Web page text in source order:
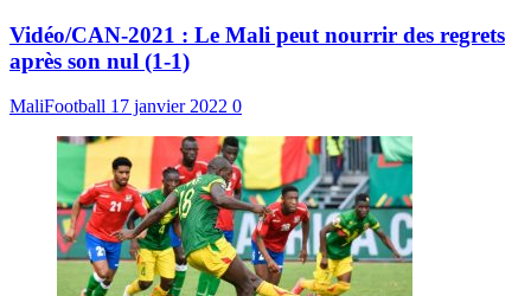
Vidéo/CAN-2021 : Le Mali peut nourrir des regrets
après son nul (1-1)
MaliFootball 17 janvier 2022 0